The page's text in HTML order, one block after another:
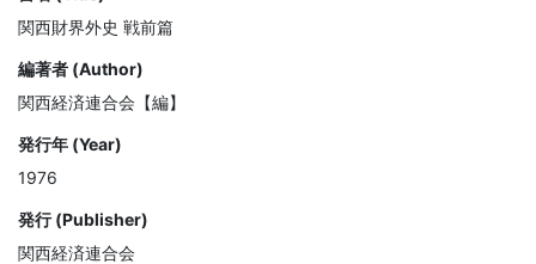
関西財界外史 戦前篇
編著者 (Author)
関西経済連合会【編】
発行年 (Year)
1976
発行 (Publisher)
関西経済連合会